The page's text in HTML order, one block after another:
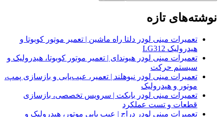
نوشته‌های تازه
تعمیرات مینی لودر دلتا راه ماشین | تعمیر موتور کوبوتا و
هیدرولیک LG312
تعمیرات مینی لودر هیوندای | تعمیر موتور کوبوتا، هیدرولیک و
سیستم حرکت
تعمیرات مینی لودر نیوهلند | تعمیر، عیب‌یابی و بازسازی پمپ،
موتور و هیدرولیک
تعمیرات مینی لودر بابکت | سرویس تخصصی، بازسازی
قطعات و تست عملکرد
تعمیرات مینی لودر دراج | عیب یابی موتور، هیدرولیک و